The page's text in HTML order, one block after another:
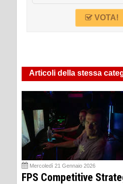
VOTA!
Articoli della stessa
Mercoledì 21 Gennaio 2026
FPS Competitive